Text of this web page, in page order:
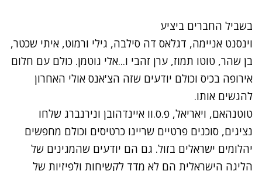
בשביל החברים ביציע
וינסנט אניימה, דגלאס דה סילבה, גילי ורמוט, איתי שכטר,
בן שהר, טוטו תמוז, ערן זהבי ו...אלי גוטמן. כולם עם חלום
אירופה בכיס וכולם יודעים שזה הצ'אנס אולי האחרון
להגשים אותו.
טוטנהאם, ויאריאל, פ.ס.וו איינדהובן ונירנברג שלחו
נציגים, סוכנים פרטיים שריינו כרטיסים וכולם מחפשים
יהלומים ישראלים בזול. גם הם יודעים שהמגינים של
הליגה הישראלית הם לא מדד לקשיחות ולפיזיות של